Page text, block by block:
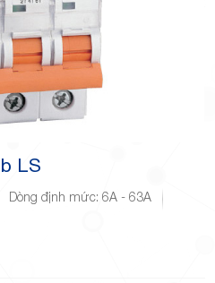
LS
Dòng định mức: 6A - 63A